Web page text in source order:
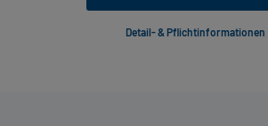
Detail- & Pflichtinformationen